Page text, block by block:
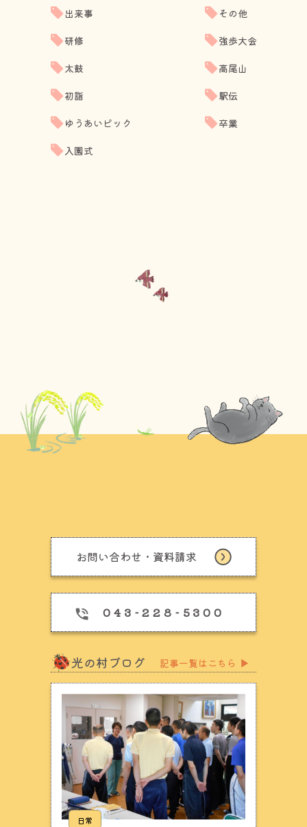
出来事
研修
太鼓
初詣
ゆうあいピック
入園式
その他
強歩大会
高尾山
駅伝
卒業
お問い合わせ・資料請求
043-228-5300
光の村ブログ 記事一覧はこちら ▶
日常